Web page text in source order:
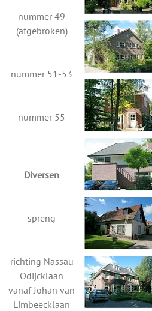
nummer 49
(afgebroken)
nummer 51-53
nummer 55
Diversen
spreng
richting Nassau
Odijcklaan
vanaf Johan van
Limbeecklaan